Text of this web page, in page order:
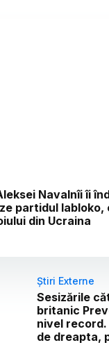
Navalnîi îi
partidul Iabloko,
din Ucraina
Știri Externe
Sesizările
britanic
nivel
de dreapta,